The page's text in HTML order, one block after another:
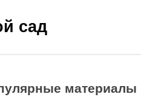
сад
материалы